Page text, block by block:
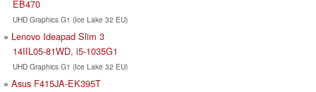
EB470
UHD Graphics G1 (Ice Lake 32 EU)
Lenovo Ideapad Slim 3
14IIL05-81WD, i5-1035G1
UHD Graphics G1 (Ice Lake 32 EU)
Asus F415JA-EK395T